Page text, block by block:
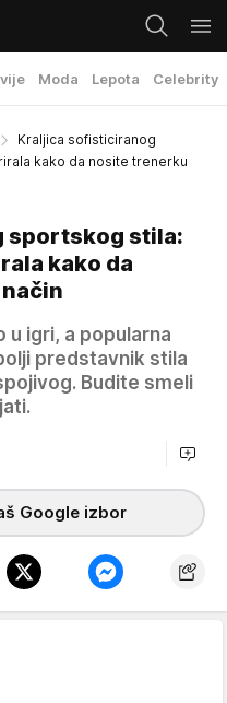
Moda Lepota Celebrity
Kraljica sofisticiranog
kako da nosite trenerku
sportskog stila:
kako da
igri, a popularna
predstavnik stila
Budite smeli
Google izbor